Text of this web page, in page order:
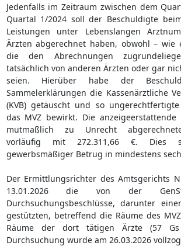
Jedenfalls im Zeitraum zwischen dem
Quartal 1/2024 soll der Beschuldigte
Leistungen unter Lebenslangen
Ärzten abgerechnet haben, obwohl – wie
die den Abrechnungen
tatsächlich von anderen Ärzten oder gar
seien. Hierüber habe der
Sammelerklärungen die Kassenärztliche
(KVB) getäuscht und so
das MVZ bewirkt. Die anzeigeerstattende
mutmaßlich zu Unrecht
vorläufig mit 272.311,66 €. Dies
gewerbsmäßiger Betrug in mindestens
Der Ermittlungsrichter des Amtsgerichts
13.01.2026 die von der
Durchsuchungsbeschlüsse, darunter
gestützten, betreffend die Räume des
Räume der dort tätigen Ärzte (57 Gs
Durchsuchung wurde am 26.03.2026